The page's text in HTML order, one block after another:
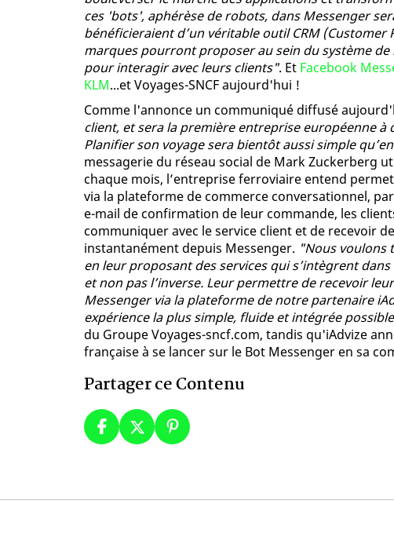
ces 'bots', aphérèse de robots, dans Messenger
bénéficieraient d’un véritable outil CRM
marques pourront proposer au sein du système
pour interagir avec leurs clients". Et Facebook
KLM...et Voyages-SNCF aujourd'hui !
Comme l'annonce un communiqué diffusé
client, et sera la première entreprise européenne
Planifier son voyage sera bientôt aussi simple
messagerie du réseau social de Mark Zuckerberg
chaque mois, l’entreprise ferroviaire entend
via la plateforme de commerce conversationnel, par
e-mail de confirmation de leur commande, les
communiquer avec le service client et de recevoir
instantanément depuis Messenger. "Nous voulons
en leur proposant des services qui s’intègrent
et non pas l’inverse. Leur permettre de recevoir
Messenger via la plateforme de notre partenaire
expérience la plus simple, fluide et intégrée
du Groupe Voyages-sncf.com, tandis qu'iAdvize
française à se lancer sur le Bot Messenger en sa
Partager ce Contenu